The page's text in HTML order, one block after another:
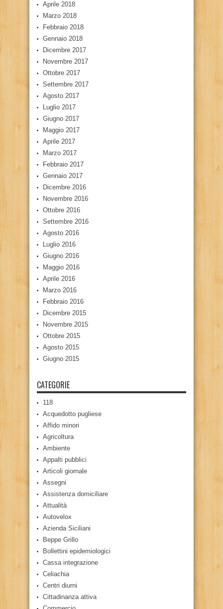
Aprile 2018
Marzo 2018
Febbraio 2018
Gennaio 2018
Dicembre 2017
Novembre 2017
Ottobre 2017
Settembre 2017
Agosto 2017
Luglio 2017
Giugno 2017
Maggio 2017
Aprile 2017
Marzo 2017
Febbraio 2017
Gennaio 2017
Dicembre 2016
Novembre 2016
Ottobre 2016
Settembre 2016
Agosto 2016
Luglio 2016
Giugno 2016
Maggio 2016
Aprile 2016
Marzo 2016
Febbraio 2016
Dicembre 2015
Novembre 2015
Ottobre 2015
Agosto 2015
Giugno 2015
CATEGORIE
118
Acquedotto pugliese
Affido minori
Agricoltura
Ambiente
Appalti pubblici
Articoli giornale
Assegni
Assistenza domiciliare
Attualità
Autovelox
Azienda Siciliani
Beppe Grillo
Bollettini epidemiologici
Cassa integrazione
Celiachia
Centri diurni
Cittadinanza attiva